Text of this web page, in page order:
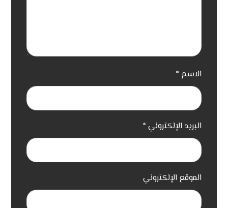
الاسم *
البريد الإلكتروني *
الموقع الإلكتروني